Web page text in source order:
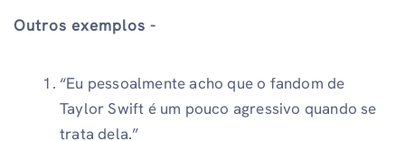
Outros exemplos -
“Eu pessoalmente acho que o fandom de
Taylor Swift é um pouco agressivo quando se
trata dela.”